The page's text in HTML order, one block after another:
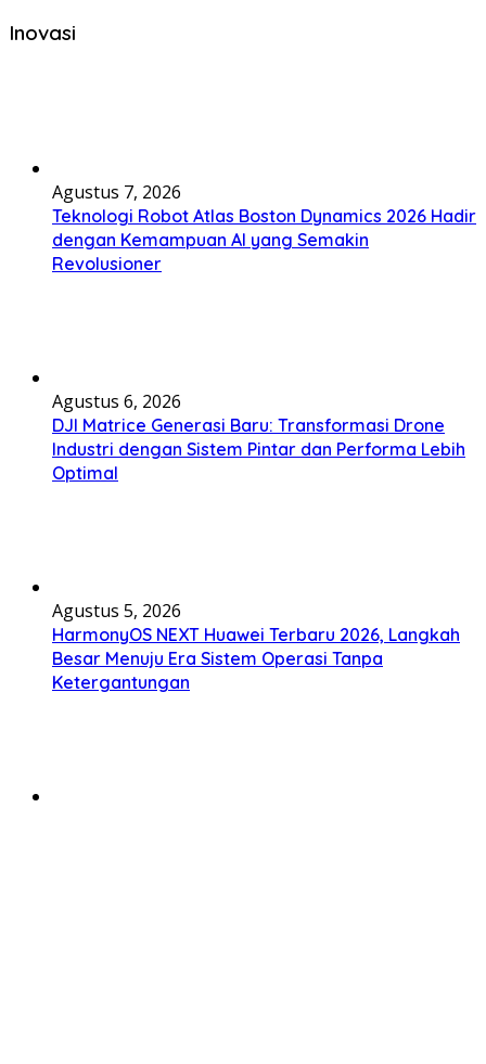
Inovasi
Agustus 7, 2026
Teknologi Robot Atlas Boston Dynamics 2026 Hadir
dengan Kemampuan AI yang Semakin
Revolusioner
Agustus 6, 2026
DJI Matrice Generasi Baru: Transformasi Drone
Industri dengan Sistem Pintar dan Performa Lebih
Optimal
Agustus 5, 2026
HarmonyOS NEXT Huawei Terbaru 2026, Langkah
Besar Menuju Era Sistem Operasi Tanpa
Ketergantungan